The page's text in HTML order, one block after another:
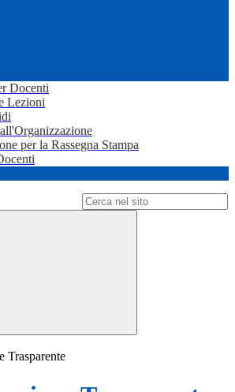
Docenti
Lezioni
per la Rassegna Stampa
Trasparente